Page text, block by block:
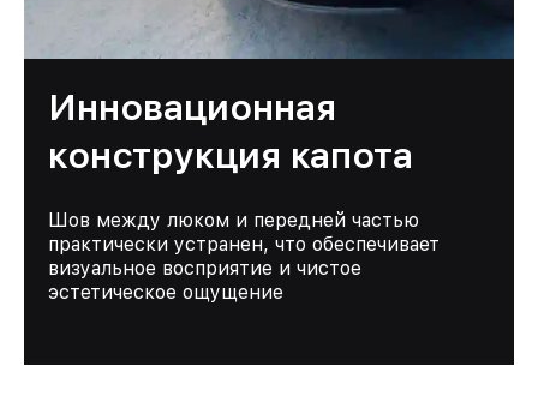
Инновационная
конструкция капота
Шов между люком и передней частью
практически устранен, что обеспечивает
визуальное восприятие и чистое
эстетическое ощущение